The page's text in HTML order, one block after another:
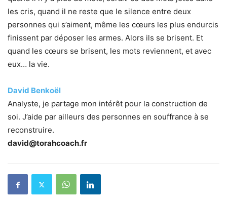
les cris, quand il ne reste que le silence entre deux
personnes qui s’aiment, même les cœurs les plus endurcis
finissent par déposer les armes. Alors ils se brisent. Et
quand les cœurs se brisent, les mots reviennent, et avec
eux… la vie.
David Benkoël
Analyste, je partage mon intérêt pour la construction de
soi. J’aide par ailleurs des personnes en souffrance à se
reconstruire.
david@torahcoach.fr